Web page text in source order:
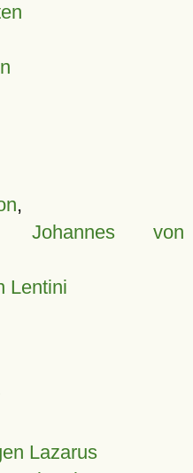
,
Johannes von
Lentini
Lazarus